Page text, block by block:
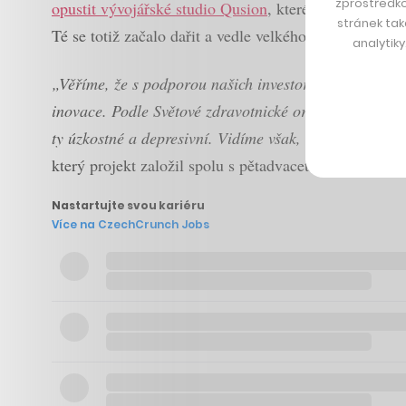
opustit vývojářské studio Qusion, které také založili
Té se totiž začalo dařit a vedle velkého počtu
„Věříme, že s podporou našich investorů budeme
inovace. Podle Světové zdravotnické organizace v
ty úzkostné a depresivní. Vidíme však, že mezi
který projekt založil spolu s pětadvacetiletým
Nastartujte svou kariéru
Více na CzechCrunch Jobs
stránek